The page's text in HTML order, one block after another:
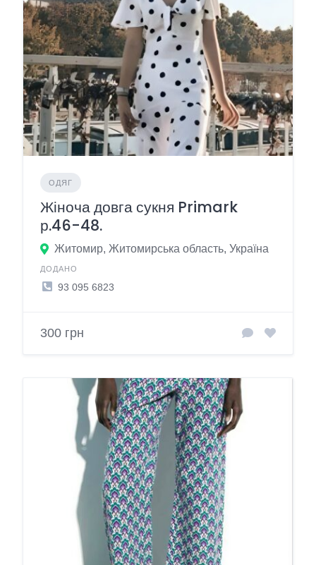
ОДЯГ
Жіноча довга сукня Primark
р.46-48.
Житомир, Житомирська область, Україна
ДОДАНО
93 095 6823
300 грн